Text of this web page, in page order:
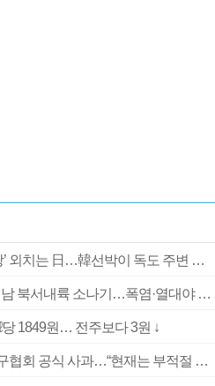
[속보] 여전히 ‘독도는 우리땅’ 외치는 日…韓선박이 독도 주변 해양조사 활동하자 반발
부산 울산 경남 구름 많고 경남 북서내륙 소나기…폭염·열대야 계속
1849원… 전주보다 3원 ↓
[속보] ‘심판 성접대’ 논란 축구협회 공식 사과…“현재는 부적절 행위 없어”